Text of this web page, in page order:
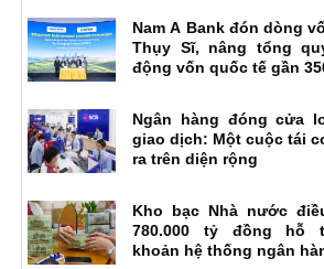
Nam A Bank đón dòng
Thụy Sĩ, nâng tổng
động vốn quốc tế gần
Ngân hàng đóng cửa
giao dịch: Một cuộc tái
ra trên diện rộng
Kho bạc Nhà nước
780.000 tỷ đồng hỗ
khoản hệ thống ngân